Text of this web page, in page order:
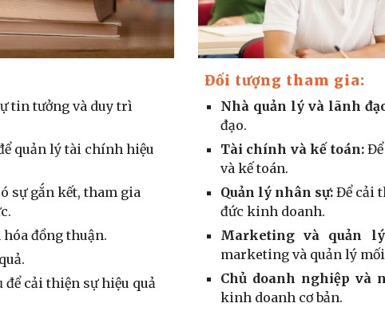
tin tưởng và duy trì
quản lý tài chính hiệu
sự gắn kết, tham gia
đồng thuận.
cải thiện sự hiệu quả
Đối tượng tham gia:
Nhà quản lý và lãnh
đạo.
Tài chính và kế toán:Để
và kế toán.
Quản lý nhân sự:Để cải
đức kinh doanh.
Marketing và quản
marketing và quản lý
Chủ doanh nghiệp và
kinh doanh cơ bản.